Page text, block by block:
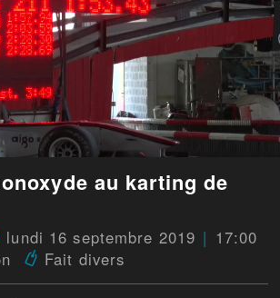
au karting de
lundi 16 septembre 2019
17:00
Fait divers